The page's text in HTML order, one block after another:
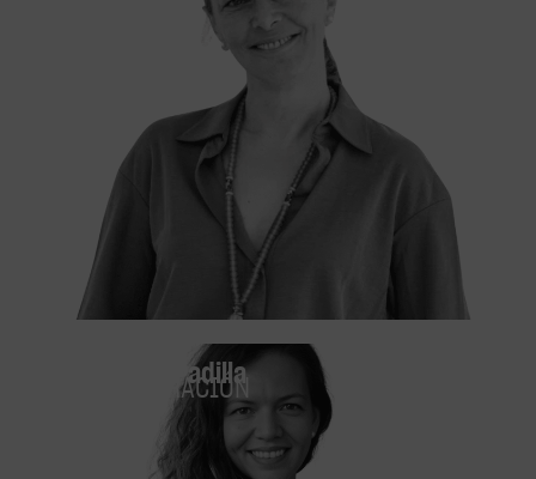
Alexandra Padilla
ADMINISTRACIÓN